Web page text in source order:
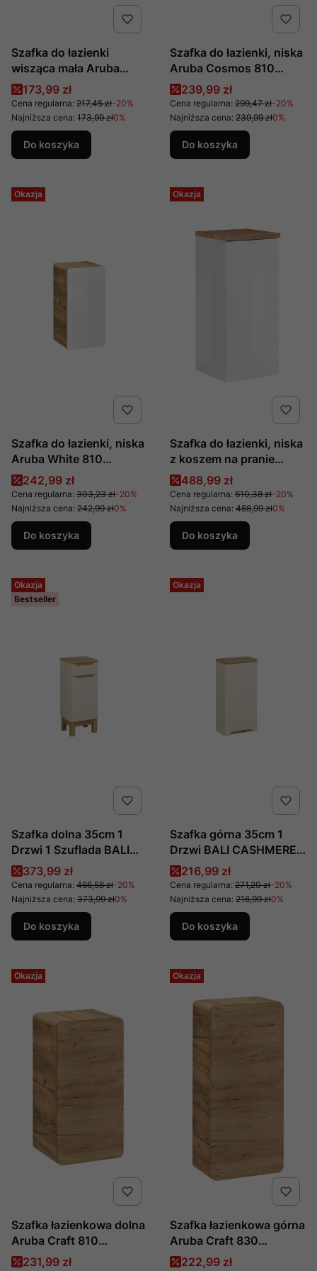
Szafka do łazienki
wisząca mała Aruba
Craft 831 produkcji
COMAD
Cena promocyjna
173,99 zł
Cena regularna: 217,45 zł-20%
Najniższa cena: 173,99 zł0%
Do koszyka
Szafka do łazienki, niska
Aruba Cosmos 810
produkcji COMAD
Cena promocyjna
239,99 zł
Cena regularna: 299,47 zł-20%
Najniższa cena: 239,99 zł0%
Do koszyka
Okazja
Szafka do łazienki, niska
Aruba White 810
produkcji COMAD
Cena promocyjna
242,99 zł
Cena regularna: 303,23 zł-20%
Najniższa cena: 242,99 zł0%
Do koszyka
Okazja
Szafka do łazienki, niska
z koszem na pranie
Capri White 811B
produkcji COMAD
Cena promocyjna
488,99 zł
Cena regularna: 610,38 zł-20%
Najniższa cena: 488,99 zł0%
Do koszyka
Okazja
Bestseller
Szafka dolna 35cm 1
Drzwi 1 Szuflada BALI
CASHMERE 81-35-1D1S
Comad
Cena promocyjna
373,99 zł
Cena regularna: 466,58 zł-20%
Najniższa cena: 373,99 zł0%
Do koszyka
Okazja
Szafka górna 35cm 1
Drzwi BALI CASHMERE
83-35-1D Comad
Cena promocyjna
216,99 zł
Cena regularna: 271,20 zł-20%
Najniższa cena: 216,99 zł0%
Do koszyka
Okazja
Szafka łazienkowa dolna
Aruba Craft 810
produkcji COMAD
Cena promocyjna
231,99 zł
Okazja
Szafka łazienkowa górna
Aruba Craft 830
produkcji COMAD
Cena promocyjna
222,99 zł